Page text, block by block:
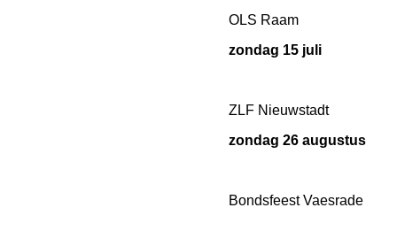
OLS Raam
zondag 15 juli
ZLF Nieuwstadt
zondag 26 augustus
Bondsfeest Vaesrade